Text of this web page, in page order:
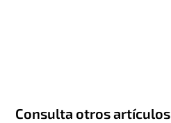
Consulta otros artículos